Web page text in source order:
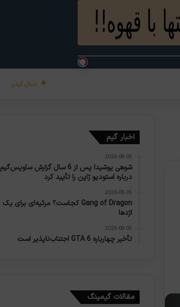
دنبال کردن
اخبار گیم
2026-08-05
شوهی یوشیدا پس از 6 سال گزارش ساویس‌گیم
درباره استودیو ژاپن را تأیید کرد
2026-08-05
Gang of Dragon کجاست؟ مرثیه‌ای برای یک
اژدها
2026-08-05
تأخیر چهارباره GTA 6 اجتناب‌ناپذیر است
مقالات گیمینگ